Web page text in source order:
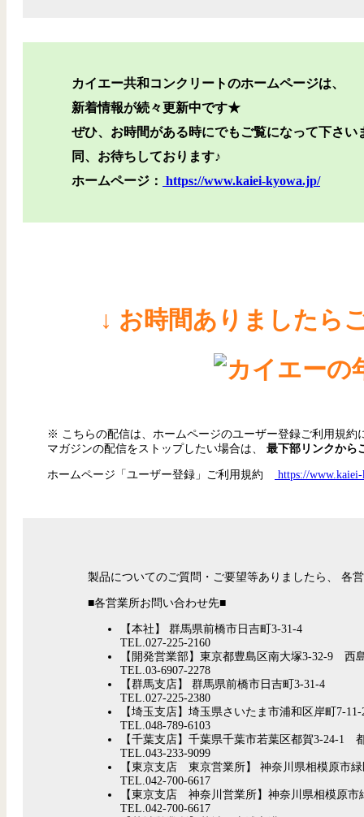
カイエー共和コンクリートのホームページは、
新着情報が続々更新中です★
ぜひ、お時間がある時にでもご覧になって下さい
同、お待ちしております♪
ホームページ： https://www.kaiei-kyowa.jp/
↓ お時間ありましたら
※ こちらの配信は、ホームページのユーザー登録ご利用規約
マガジンの配信をストップしたい場合は、
最下部リンクから
ホームページ「ユーザー登録」ご利用規約 https://
製品についてのご質問・ご要望等ありましたら、 各
■各営業所お問い合わせ先■
【本社】 群馬県前橋市日吉町3-31-4
TEL.027-225-2160
【開発営業部】東京都豊島区南大塚3-32-9 西
TEL.03-6907-2278
【群馬支店】 群馬県前橋市日吉町3-31-4
TEL.027-225-2380
【埼玉支店】埼玉県さいたま市浦和区岸町7-
TEL.048-789-6103
【千葉支店】千葉県千葉市若葉区都賀3-24-1
TEL.043-233-9099
【東京支店 東京営業所】 神奈川県相模原市
TEL.042-700-6617
【東京支店 神奈川営業所】神奈川県相模原
TEL.042-700-6617